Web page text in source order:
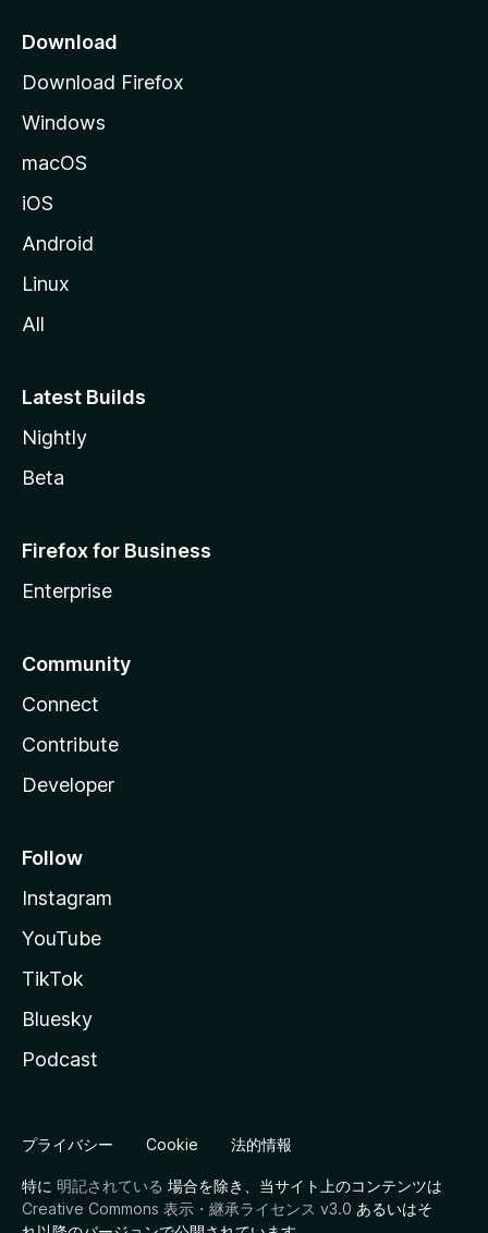
Download
Download Firefox
Windows
macOS
iOS
Android
Linux
All
Latest Builds
Nightly
Beta
Firefox for Business
Enterprise
Community
Connect
Contribute
Developer
Follow
Instagram
YouTube
TikTok
Bluesky
Podcast
プライバシー Cookie 法的情報
特に 明記されている 場合を除き、当サイト上のコンテンツは
Creative Commons 表示・継承ライセンス v3.0 あるいはそ